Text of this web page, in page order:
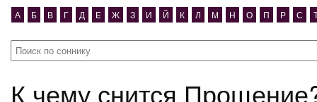
А Б В Г Д Е Ж З И Й К Л М Н О П Р С
К чему снится